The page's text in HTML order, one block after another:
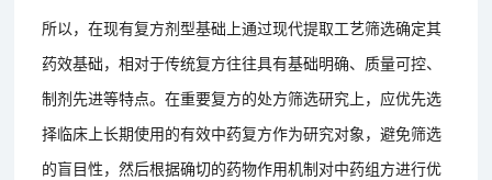
所以，在现有复方剂型基础上通过现代提取工艺筛选确定其
药效基础，相对于传统复方往往具有基础明确、质量可控、
制剂先进等特点。在重要复方的处方筛选研究上，应优先选
择临床上长期使用的有效中药复方作为研究对象，避免筛选
的盲目性，然后根据确切的药物作用机制对中药组方进行优